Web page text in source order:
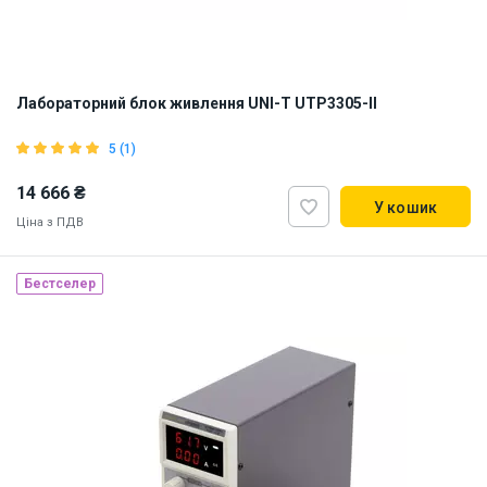
Лабораторний блок живлення UNI-T UTP3305-II
5 (1)
14 666 ₴
Ціна з ПДВ
У кошик
Бестселер